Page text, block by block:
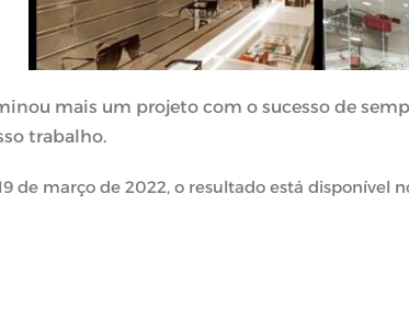
mais um projeto com o sucesso de
trabalho.
de março de 2022, o resultado está disponível